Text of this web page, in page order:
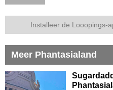
Installeer de Looopings-
Meer Phantasialand